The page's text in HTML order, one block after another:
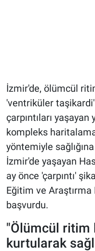
İzmir'de, ölümcül
'ventriküler
çarpıntıları
kompleks
yöntemiyle
İzmir'de yaşayan
ay önce 'çarpıntı'
Eğitim ve
başvurdu.
"Ölümcül ritim
kurtularak